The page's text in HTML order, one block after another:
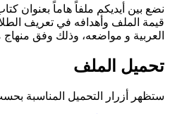
نضع بين أيديكم ملفاً هاماً بعنوان
قيمة الملف وأهدافه في تعريف
العربية و مواضعه، وذلك وفق منهاج
تحميل الملف
ستظهر أزرار التحميل المناسبة